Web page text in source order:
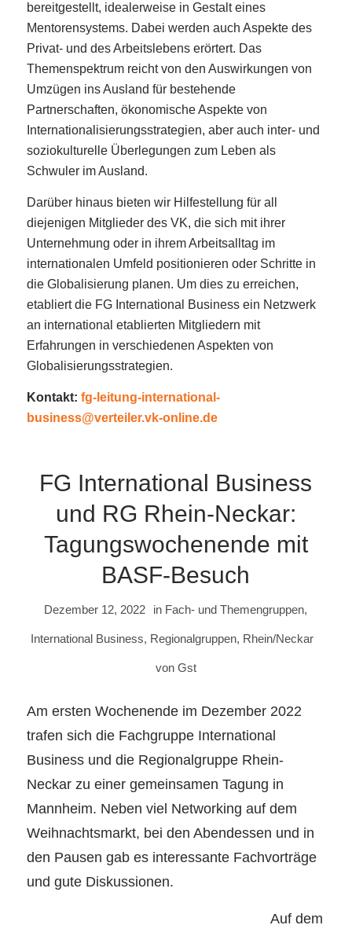
bereitgestellt, idealerweise in Gestalt eines
Mentorensystems. Dabei werden auch Aspekte des
Privat- und des Arbeitslebens erörtert. Das
Themenspektrum reicht von den Auswirkungen von
Umzügen ins Ausland für bestehende
Partnerschaften, ökonomische Aspekte von
Internationalisierungsstrategien, aber auch inter- und
soziokulturelle Überlegungen zum Leben als
Schwuler im Ausland.
Darüber hinaus bieten wir Hilfestellung für all
diejenigen Mitglieder des VK, die sich mit ihrer
Unternehmung oder in ihrem Arbeitsalltag im
internationalen Umfeld positionieren oder Schritte in
die Globalisierung planen. Um dies zu erreichen,
etabliert die FG International Business ein Netzwerk
an international etablierten Mitgliedern mit
Erfahrungen in verschiedenen Aspekten von
Globalisierungsstrategien.
Kontakt: fg-leitung-international-
business@verteiler.vk-online.de
FG International Business
und RG Rhein-Neckar:
Tagungswochenende mit
BASF-Besuch
Dezember 12, 2022 in Fach- und Themengruppen,
International Business, Regionalgruppen, Rhein/Neckar
von Gst
Am ersten Wochenende im Dezember 2022
trafen sich die Fachgruppe International
Business und die Regionalgruppe Rhein-
Neckar zu einer gemeinsamen Tagung in
Mannheim. Neben viel Networking auf dem
Weihnachtsmarkt, bei den Abendessen und in
den Pausen gab es interessante Fachvorträge
und gute Diskussionen.
Auf dem